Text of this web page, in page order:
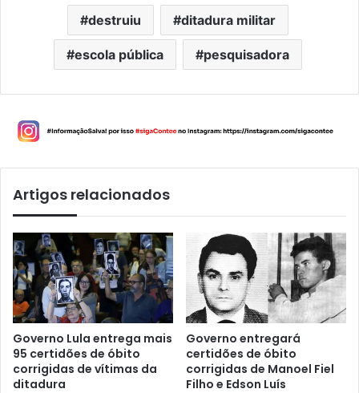
destruiu ditadura militar
escola pública pesquisadora
Artigos relacionados
Governo Lula entrega mais
95 certidões de óbito
corrigidas de vítimas da
ditadura
Governo entregará
certidões de óbito
corrigidas de Manoel Fiel
Filho e Edson Luís